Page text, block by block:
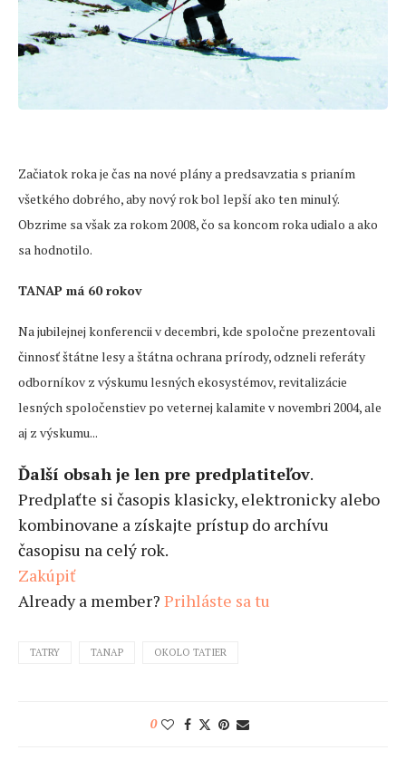
Začiatok roka je čas na nové plány a predsavzatia s prianím
všetkého dobrého, aby nový rok bol lepší ako ten minulý.
Obzrime sa však za rokom 2008, čo sa koncom roka udialo a ako
sa hodnotilo.
TANAP má 60 rokov
Na jubilejnej konferencii v decembri, kde spoločne prezentovali
činnosť štátne lesy a štátna ochrana prírody, odzneli referáty
odborníkov z výskumu lesných ekosystémov, revitalizácie
lesných spoločenstiev po veternej kalamite v novembri 2004, ale
aj z výskumu...
Ďalší obsah je len pre predplatiteľov.
Predplaťte si časopis klasicky, elektronicky alebo
kombinovane a získajte prístup do archívu
časopisu na celý rok.
Zakúpiť
Already a member? Prihláste sa tu
TATRY TANAP OKOLO TATIER
0